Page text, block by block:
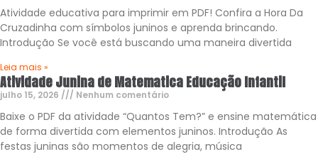
Atividade educativa para imprimir em PDF! Confira a Hora Da
Cruzadinha com símbolos juninos e aprenda brincando.
Introdução Se você está buscando uma maneira divertida
Leia mais »
Atividade Junina de Matematica Educação Infantil
julho 15, 2026 Nenhum comentário
Baixe o PDF da atividade “Quantos Tem?” e ensine matemática
de forma divertida com elementos juninos. Introdução As
festas juninas são momentos de alegria, música